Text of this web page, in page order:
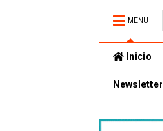
MENU
Inicio
Newsletter